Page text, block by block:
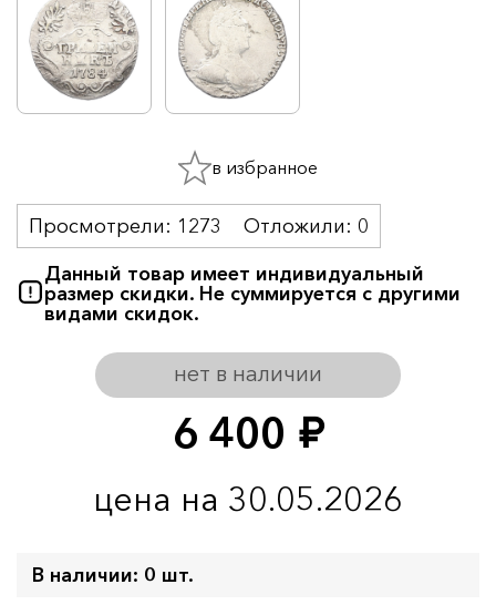
6 400 руб.
цена на 30.05.2026
нет в наличии
Данный товар имеет индивидуальный
размер скидки. Не суммируется с другими
видами скидок.
Просмотрели: 1273 Отложили: 0
в избранное
В наличии: 0 шт.